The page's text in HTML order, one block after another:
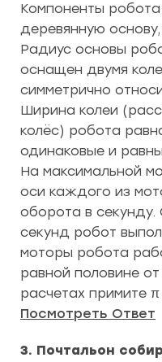
Компоненты
деревянную
Радиус основы
оснащен двумя
симметрично
Ширина колеи
колёс) робота
одинаковые и
На максимальной
оси каждого из
оборота в секунду.
секунд робот
моторы робота
равной половине
расчетах примите π
Посмотреть Ответ
3. Почтальон